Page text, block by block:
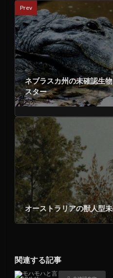
Prev
ネブラスカ州の未確認生
スター
オーストラリアの獣人型
関連する記事